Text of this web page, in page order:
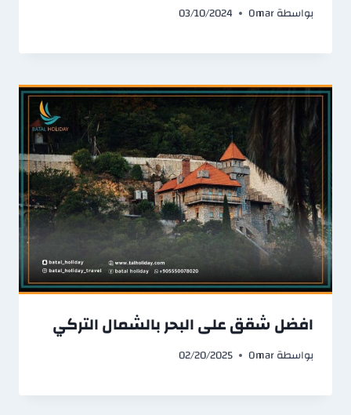
بواسطةOmar
03/10/2024
افضل شقق على البحر بالشمال التركي
بواسطةOmar
02/20/2025